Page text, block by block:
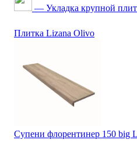
— Укладка крупной
Плитка Lizana Olivo
Супени флорентинер 150 big